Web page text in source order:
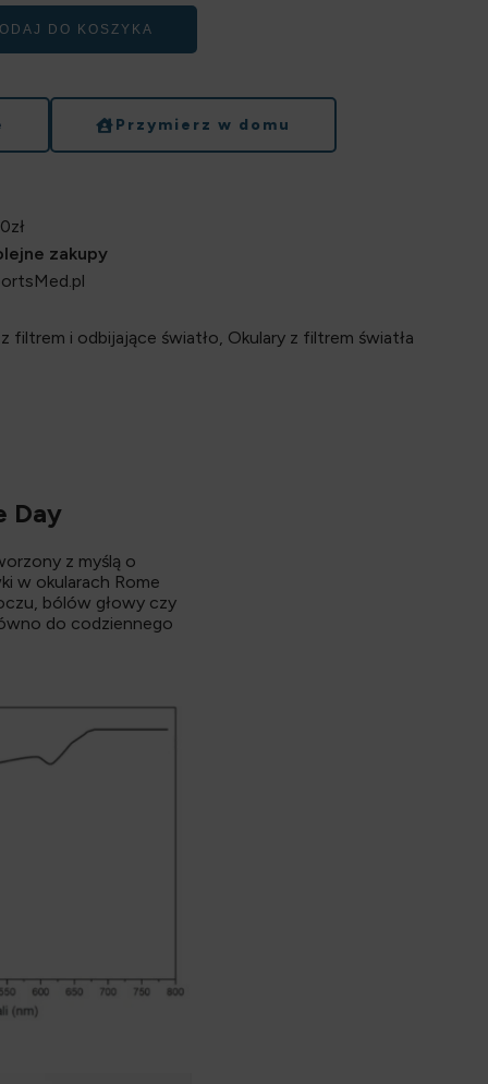
DO KOSZYKA
Przymierz w domu
zakupy
filtrem i odbijające światło, Okulary z filtrem światła
Day
z myślą o
w okularach Rome
bólów głowy czy
do codziennego